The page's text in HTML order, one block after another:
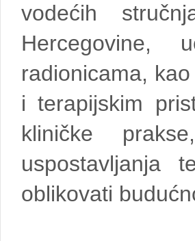
vodećih
Hercegovine,
radionicama,
i terapijskim
kliničke
uspostavljanja
oblikovati